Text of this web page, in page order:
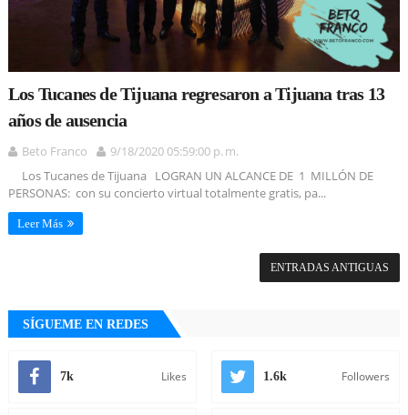
Los Tucanes de Tijuana regresaron a Tijuana tras 13
años de ausencia
Beto Franco
9/18/2020 05:59:00 p. m.
Los Tucanes de Tijuana LOGRAN UN ALCANCE DE 1 MILLÓN DE
PERSONAS: con su concierto virtual totalmente gratis, pa...
Leer Más
ENTRADAS ANTIGUAS
SÍGUEME EN REDES
7k Likes 1.6k Followers